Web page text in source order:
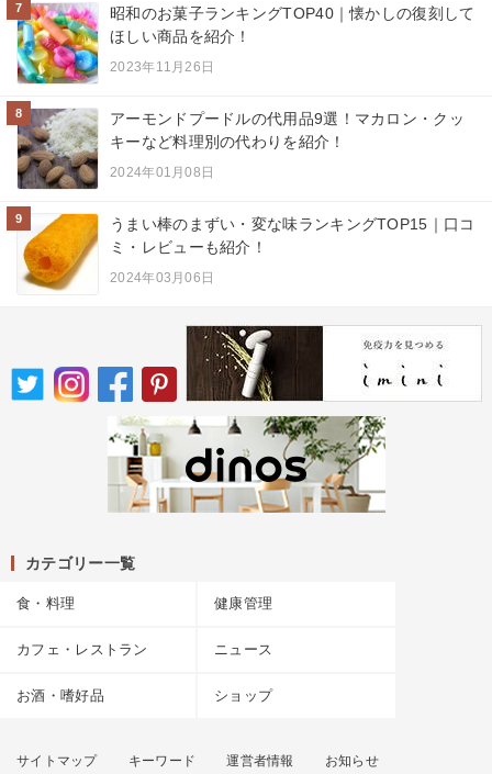
7
昭和のお菓子ランキングTOP40｜懐かしの復刻して
ほしい商品を紹介！
2023年11月26日
8
アーモンドプードルの代用品9選！マカロン・クッ
キーなど料理別の代わりを紹介！
2024年01月08日
9
うまい棒のまずい・変な味ランキングTOP15｜口コ
ミ・レビューも紹介！
2024年03月06日
カテゴリー一覧
食・料理 健康管理
カフェ・レストラン ニュース
お酒・嗜好品 ショップ
サイトマップ キーワード 運営者情報 お知らせ